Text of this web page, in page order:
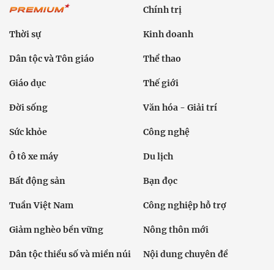
Chính trị
Thời sự Kinh doanh
Dân tộc và Tôn giáo Thể thao
Giáo dục Thế giới
Đời sống Văn hóa - Giải trí
Sức khỏe Công nghệ
Ô tô xe máy Du lịch
Bất động sản Bạn đọc
Tuần Việt Nam Công nghiệp hỗ trợ
Giảm nghèo bền vững Nông thôn mới
Dân tộc thiểu số và miền núi Nội dung chuyên đề